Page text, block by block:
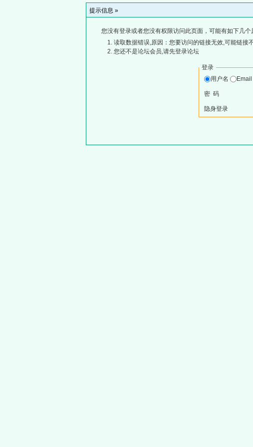
提示信息 »
您没有登录或者您没有权限访问此页面，可能有如下几个
读取数据错误,原因：您要访问的链接无效,可能链接
您还不是论坛会员,请先登录论坛
登录
用户名
Email
密 码
隐身登录